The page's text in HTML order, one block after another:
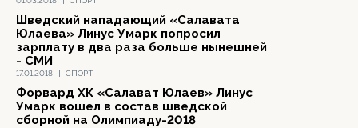
17.01.2018 | СПОРТ
Шведский нападающий «Салавата
Юлаева» Линус Умарк попросил
зарплату в два раза больше нынешней
- СМИ
Форвард ХК «Салават Юлаев» Линус
Умарк вошел в состав шведской
сборной на Олимпиаду-2018